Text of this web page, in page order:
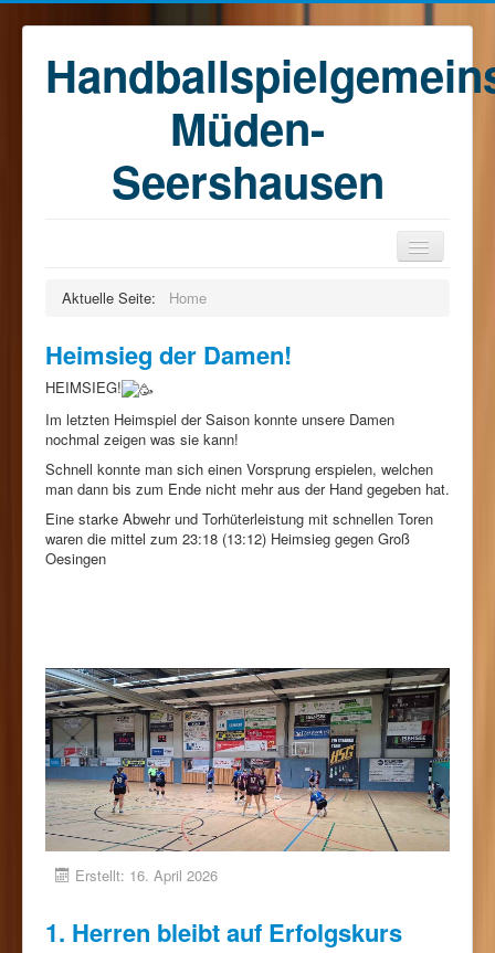
Müden-
Seershausen
Training
Kontakt
Förderkreis
Sponsoren
Aktuelle Seite: Home
Heimsieg der Damen!
HEIMSIEG!
Im letzten Heimspiel der Saison konnte unsere Damen
nochmal zeigen was sie kann!
Schnell konnte man sich einen Vorsprung erspielen, welchen
man dann bis zum Ende nicht mehr aus der Hand gegeben hat.
Eine starke Abwehr und Torhüterleistung mit schnellen Toren
waren die mittel zum 23:18 (13:12) Heimsieg gegen Groß
Oesingen
Erstellt: 16. April 2026
1. Herren bleibt auf Erfolgskurs